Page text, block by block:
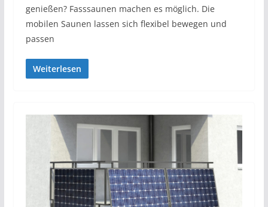
genießen? Fasssaunen machen es möglich. Die
mobilen Saunen lassen sich flexibel bewegen und
passen
Weiterlesen